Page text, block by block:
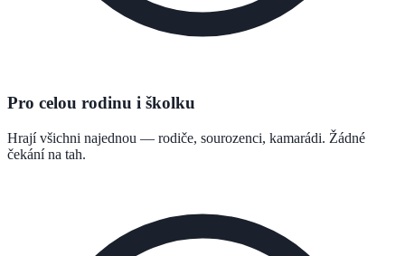
Pro celou rodinu i školku
Hrají všichni najednou — rodiče, sourozenci, kamarádi. Žádné
čekání na tah.